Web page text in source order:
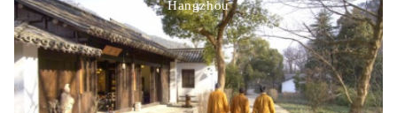
Hangzhou